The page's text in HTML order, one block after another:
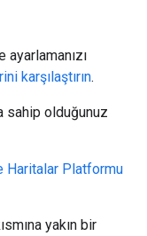
karşılaştırın.
sahip olduğunuz
Haritalar Platformu
yakın bir